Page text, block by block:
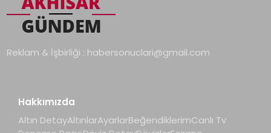
Reklam & İşbirliği : habersonuclari@gmail.com
Hakkımızda
Altın DetayAltınlarAyarlarBeğendiklerimCanlı Tv